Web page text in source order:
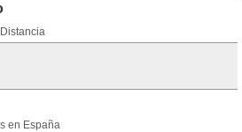
en España